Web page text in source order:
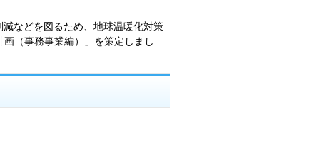
などを図るため、地球温暖化対策
（事務事業編）」を策定しまし